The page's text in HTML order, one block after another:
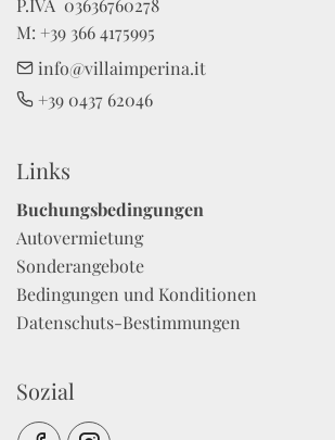
P.IVA  03636760278
M: +39 366 4175995
info@villaimperina.it
+39 0437 62046
Links
Buchungsbedingungen
Autovermietung
Sonderangebote
Bedingungen und Konditionen
Datenschuts-Bestimmungen
Sozial